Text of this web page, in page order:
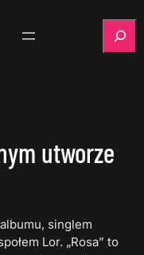
utworze
singlem
Lor. „Rosa” to